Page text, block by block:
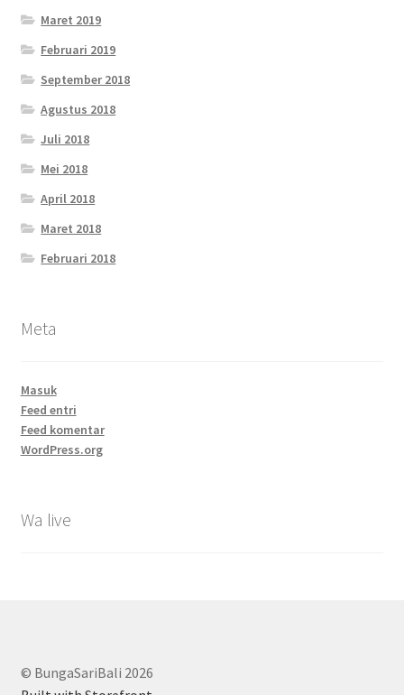
Maret 2019
Februari 2019
September 2018
Agustus 2018
Juli 2018
Mei 2018
April 2018
Maret 2018
Februari 2018
Meta
Masuk
Feed entri
Feed komentar
WordPress.org
Wa live
© BungaSariBali 2026